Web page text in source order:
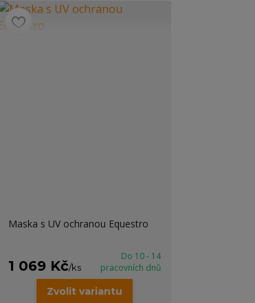
Maska s UV ochranou Equestro
1 069 Kč/ks
Do 10 - 14
pracovních dnů
Zvolit variantu